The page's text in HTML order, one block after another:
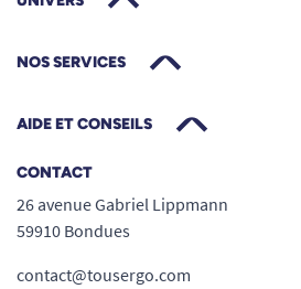
NOS SERVICES
AIDE ET CONSEILS
CONTACT
26 avenue Gabriel Lippmann
59910 Bondues
contact@tousergo.com